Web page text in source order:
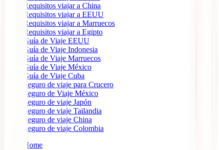
Requisitos viajar a China
Requisitos viajar a EEUU
Requisitos viajar a Marruecos
Requisitos viajar a Egipto
Guía de Viaje EEUU
Guía de Viaje Indonesia
Guía de Viaje Marruecos
Guía de Viaje México
Guía de Viaje Cuba
Seguro de viaje para Crucero
Seguro de Viaje México
Seguro de viaje Japón
Seguro de viaje Tailandia
Seguro de viaje China
Seguro de viaje Colombia
Home